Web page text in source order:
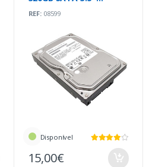
REF:08599
Disponível
15,00€